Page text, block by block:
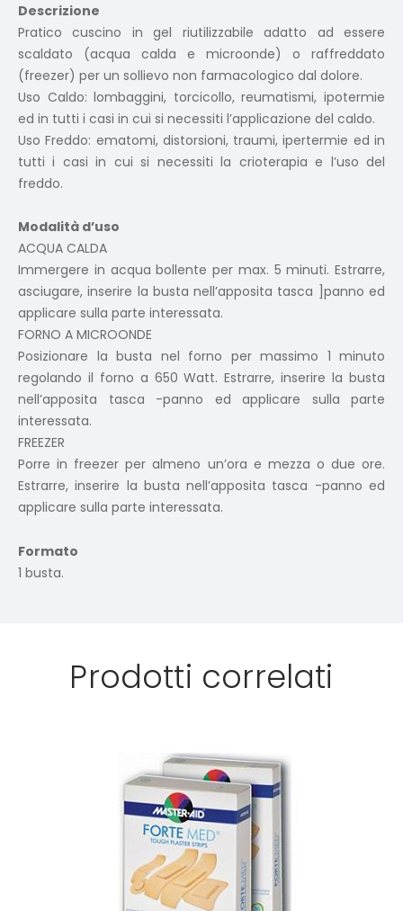
Descrizione
Pratico cuscino in gel riutilizzabile adatto ad essere
scaldato (acqua calda e microonde) o raffreddato
(freezer) per un sollievo non farmacologico dal dolore.
Uso Caldo: lombaggini, torcicollo, reumatismi, ipotermie
ed in tutti i casi in cui si necessiti l’applicazione del caldo.
Uso Freddo: ematomi, distorsioni, traumi, ipertermie ed in
tutti i casi in cui si necessiti la crioterapia e l’uso del
freddo.
Modalità d’uso
ACQUA CALDA
Immergere in acqua bollente per max. 5 minuti. Estrarre,
asciugare, inserire la busta nell’apposita tasca ]panno ed
applicare sulla parte interessata.
FORNO A MICROONDE
Posizionare la busta nel forno per massimo 1 minuto
regolando il forno a 650 Watt. Estrarre, inserire la busta
nell’apposita tasca -panno ed applicare sulla parte
interessata.
FREEZER
Porre in freezer per almeno un’ora e mezza o due ore.
Estrarre, inserire la busta nell’apposita tasca -panno ed
applicare sulla parte interessata.
Formato
1 busta.
Prodotti correlati